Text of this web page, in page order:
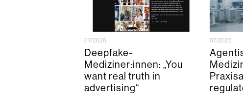
07/2026
Deepfake-
Mediziner:innen: „You
want real truth in
advertising“
07/2026